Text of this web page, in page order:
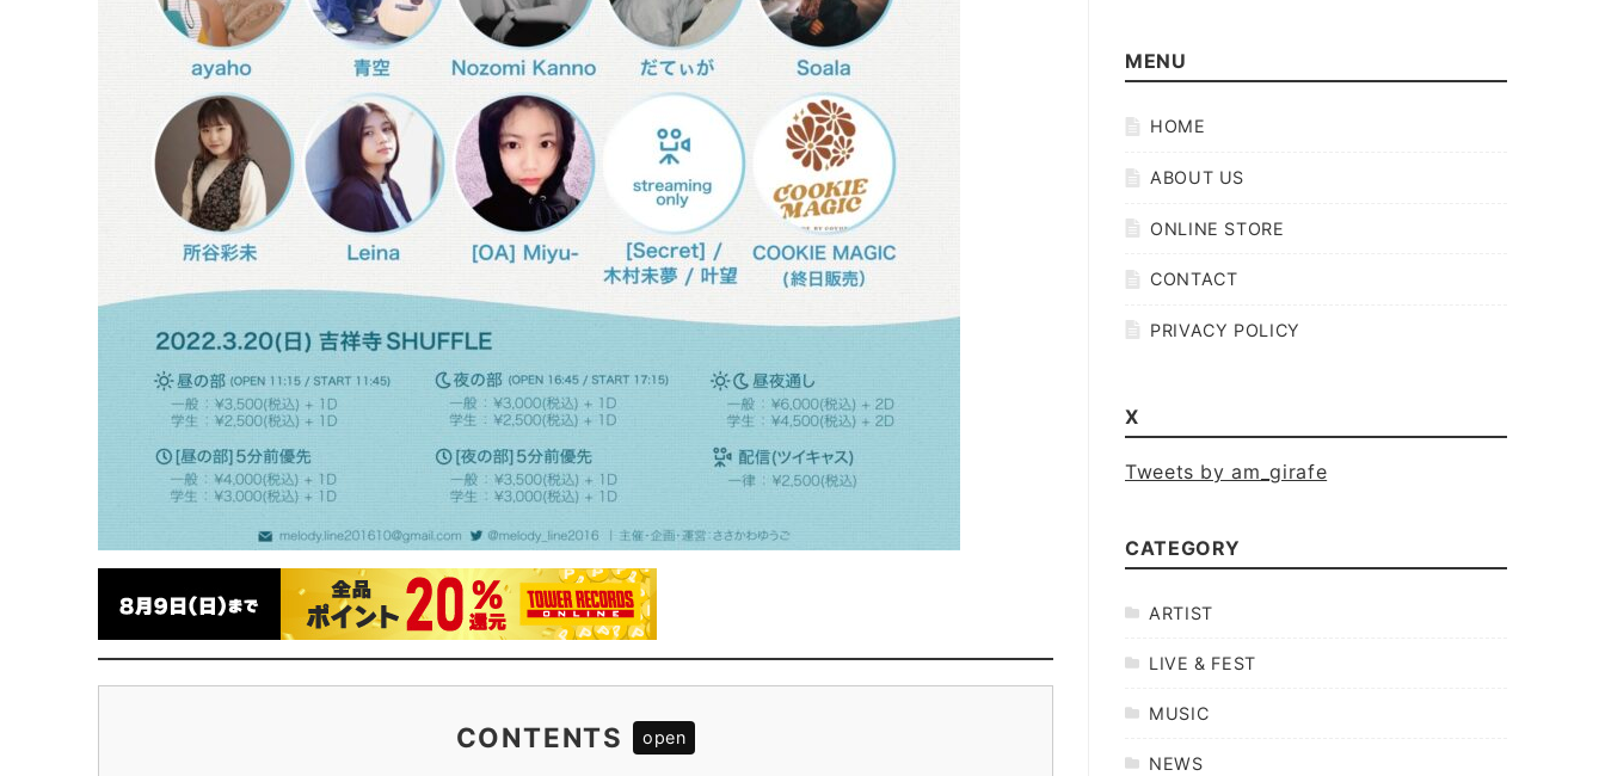
CONTENTS
MENU
HOME
ABOUT US
ONLINE STORE
CONTACT
PRIVACY POLICY
X
Tweets by am_girafe
CATEGORY
ARTIST
LIVE & FEST
MUSIC
NEWS